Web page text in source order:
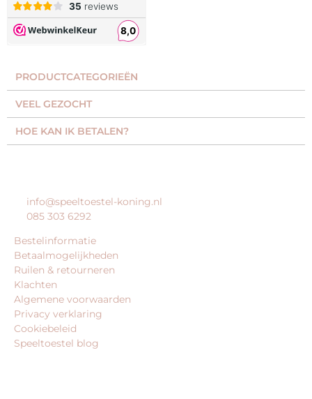
PRODUCTCATEGORIEËN​
VEEL GEZOCHT​
HOE KAN IK BETALEN?
info@speeltoestel-koning.nl
085 303 6292
Bestelinformatie
Betaalmogelijkheden
Ruilen & retourneren
Klachten
Algemene voorwaarden
Privacy verklaring
Cookiebeleid
Speeltoestel blog